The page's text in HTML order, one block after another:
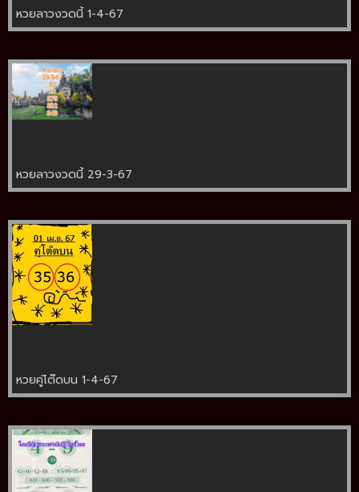
หวยลาวงวดนี้ 1-4-67
หวยลาวงวดนี้ 29-3-67
หวยคู่โต๊ดบน 1-4-67